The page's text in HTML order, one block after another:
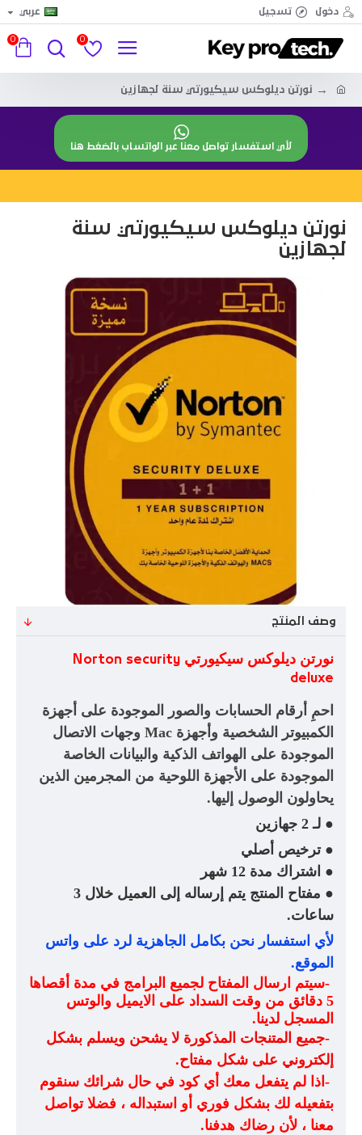
دخول تسجيل عربي
0
0
نورتن ديلوكس سيكيورتي سنة لجهازين
لأي استفسار تواصل معنا عبر الواتساب بالضغط هنا
نورتن ديلوكس سيكيورتي سنة
لجهازين
وصف المنتج
نورتن ديلوكس سيكيورتي Norton security
deluxe
احمِ أرقام الحسابات والصور الموجودة على أجهزة
الكمبيوتر الشخصية وأجهزة Mac وجهات الاتصال
الموجودة على الهواتف الذكية والبيانات الخاصة
الموجودة على الأجهزة اللوحية من المجرمين الذين
يحاولون الوصول إليها.
● لـ 2 جهازين
● ترخيص أصلي
● اشتراك مدة 12 شهر
●
مفتاح المنتج يتم إرساله إلى العميل خلال 3
ساعات.
لأي استفسار نحن بكامل الجاهزية لرد على واتس
الموقع.
-سيتم ارسال المفتاح لجميع البرامج في مدة أقصاها
5 دقائق من وقت السداد على الايميل والوتس
المسجل لدينا.
-جميع المتنجات المذكورة لا يشحن ويسلم بشكل
إلكتروني على شكل مفتاح.
- اذا لم يتفعل معك أي كود في حال شرائك سنقوم
بتفعيله لك بشكل فوري أو استبداله ، فضلا تواصل
معنا ، لأن رضاك هدفنا.